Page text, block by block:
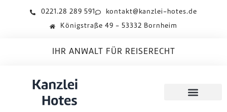
0221.28 289 591 kontakt@kanzlei-hotes.de
Königstraße 49 - 53332 Bornheim
IHR ANWALT FÜR REISERECHT